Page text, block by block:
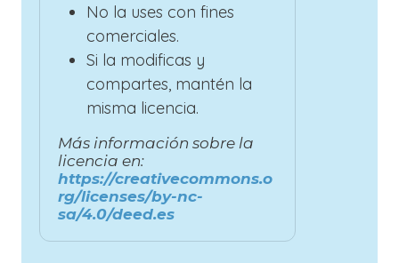
No la uses con fines
comerciales.
Si la modificas y
compartes, mantén la
misma licencia.
Más información sobre la
licencia en:
https://creativecommons.o
rg/licenses/by-nc-
sa/4.0/deed.es